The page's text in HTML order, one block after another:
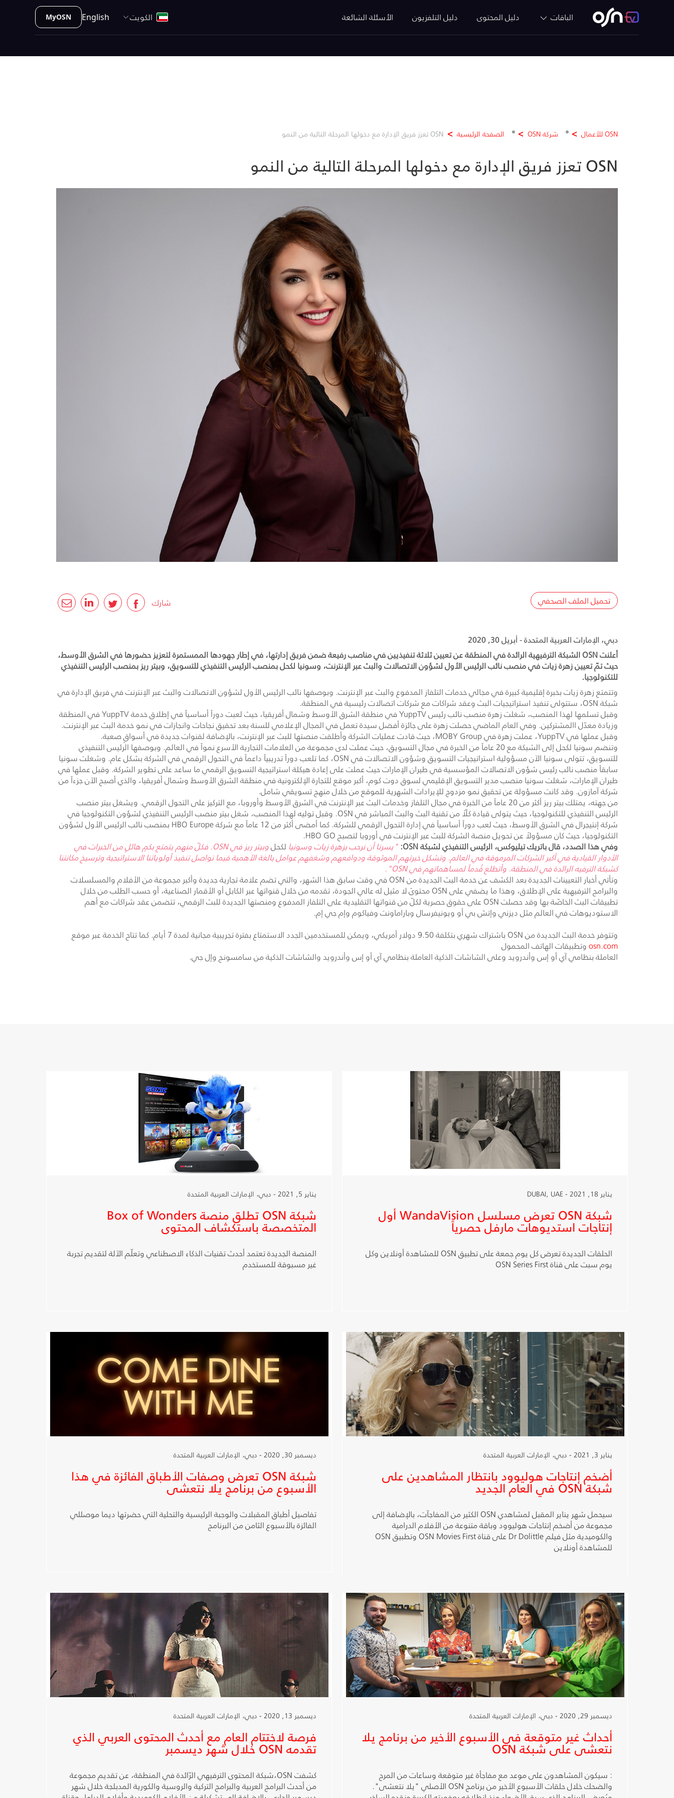
الباقات دليل المحتوى دليل التلفزيون الأسئلة الشائعة الكويت English
MyOSN
الصفحة الرئيسية OSN تعزز فريق الإدارة مع دخولها المرحلة التالية من النمو OSN للأعمال شركة OSN
OSN تعزز فريق الإدارة مع دخولها المرحلة التالية من النمو
شارك تحميل الملف الصحفي
دبي، الإمارات العربية المتحدة - أبريل 30, 2020
أعلنت OSN الشبكة الترفيهية الرائدة في المنطقة عن تعيين ثلاثة تنفيذيين في مناصب رفيعة ضمن فريق إدارتها، في إطار جهودها الممستمرة لتعزيز حضورها في الشرق الأوسط،
حيث تمّ تعيين زهرة زيات في منصب نائب الرئيس الأول لشؤون الاتصالات والبث عبر الإنترنت، وسونيا لكحل بمنصب الرئيس التنفيذي للتسويق، وبيتر ريز بمنصب الرئيس التنفيذي
للتكنولوجيا.
وتتمتع زهرة زيات بخبرة إقليمية كبيرة في مجالي خدمات التلفاز المدفوع والبث عبر الإنترنت. وبوصفها نائب الرئيس الأول لشؤون الاتصالات والبث عبر الإنترنت في فريق الإدارة في
شبكة OSN، ستتولى تنفيذ استراتيجيات البث وعقد شراكات مع شركات اتصالات رئيسية في المنطقة.
وقبل تسلمها لهذا المنصب، شغلت زهرة منصب نائب رئيسYuppTVفي منطقة الشرق الأوسط وشمال أفريقيا، حيث لعبت دوراً أساسياً في إطلاق خدمةYuppTVفي المنطقة
وزيادة معدّل االمشتركين. وفي العام الماضي حصلت زهرة على جائزة أفضل سيدة تعمل في المجال الإعلامي للسنة بعد تحقيق نجاحات وانجازات في نمو خدمة البث عبر الإنترنت.
وقبل عملها فيYuppTV، عملت زهرة فيMOBY Group، حيث قادت عمليات الشركة وأطلقت منصتها للبث عبر الإنترنت، بالإضافة لقنوات جديدة في أسواقٍ صعبة.
وتنضم سونيا لكحل إلى الشبكة مع 20 عاماً من الخبرة في مجال التسويق، حيث عملت لدى مجموعة من العلامات التجارية الأسرع نمواً في العالم. وبوصفها الرئيس التنفيذي
للتسويق، تتولى سونيا الآن مسؤولية استراتيجيات التسويق وشؤون الاتصالات فيOSN، كما تلعب دوراً تدريبياً داعماً في التحول الرقمي في الشركة بشكل عام. وشغلت سونيا
سابقاً منصب نائب رئيس شؤون الاتصالات المؤسسية في طيران الإمارات حيث عملت على إعادة هيكلة استراتيجية التسويق الرقمي ما ساعد على تطوير الشركة. وقبل عملها في
طيران الإمارات، شغلت سونيا منصب مدير التسويق الإقليمي لسوق دوت كوم، أكبر موقع للتجارة الإلكترونية في منطقة الشرق الأوسط وشمال أفريقيا، والذي أصبح الآن جزءاً من
شركة آمازون. وقد كانت مسؤولة عن تحقيق نمو مزدوج للإيرادات الشهرية للموقع من خلال منهج تسويقي شامل.
من جهته، يمتلك بيتر ريز أكثر من 20 عاماً من الخبرة في مجال التلفاز وخدمات البث عبر الإنترنت في الشرق الأوسط وأوروبا، مع التركيز على التحول الرقمي. ويشغل بيتر منصب
الرئيس التنفيذي للتكنولوجيا، حيث يتولى قيادة كلّاً من تقنية البث والبث المباشر فيOSN. وقبل توليه لهذا المنصب، شغل بيتر منصب الرئيس التنفيذي لشؤون التكنولوجيا في
شركة إنتيجرال في الشرق الأوسط، حيث لعب دوراً أساسياً في إدارة التحول الرقمي للشركة. كما أمضى أكثر من 12 عاماً مع شركة HBO Europeبمنصب نائب الرئيس الأول لشؤون
التكنولوجيا، حيث كان مسؤولاً عن تحويل منصة الشركة للبث عبر الإنترنت في أوروبا لتصبحHBO GO
.
وفي هذا الصدد، قال باتريك تيليوكس، الرئيس التنفيذي لشبكةOSN
:"يسرنا أن نرحب بزهرة زيات وسونيا لكحلوبيتر ريز فيOSN. فكلّ منهم يتمتع بكمٍ هائلٍ من الخبرات في
الأدوار القيادية في أكبر الشركات المرموقة في العالم. وتشكل خبرتهم الموثوقة ودوافعهم وشغفهم عوامل بالغة الأهمية فيما نواصل تنفيذ أولوياتنا الاستراتيجية وترسيخ مكانتنا
كشبكة الترفيه الرائدة في المنطقة. وأتطلع قُدماً لمساهماتهم فيOSN
".
وتأتي أخبار التعيينات الجديدة بعد الكشف عن خدمة البث الجديدة منOSNفي وقت سابق هذا الشهر، والتي تضم علامة تجارية جديدة وأكبر مجموعة من الأفلام والمسلسلات
والبرامج الترفيهية على الإطلاق، وهذا ما يضفي علىOSNمحتوىً لا مثيل له عالي الجودة، تقدمه من خلال قنواتها عبر الكابل أو الأقمار الصناعية، أو حسب الطلب من خلال
تطبيقات البث الخاصّة بها وقد حصلتOSNعلى حقوق حصرية لكلّ من قنواتها التقليدية على التلفاز المدفوع ومنصتها الجديدة للبث الرقمي، تتضمن عقد شراكات مع أهم
الاستوديوهات في العالم مثل ديزني وإتش بي أو ويونيفرسال وباراماونت وفياكوم وإم جي إم.
وتتوفر خدمة البث الجديدة منOSNباشتراك شهري بتكلفة 9.50 دولار أمريكي، ويمكن للمستخدمين الجدد الاستمتاع بفترة تجريبية مجانية لمدة 7 أيام. كما تتاح الخدمة عبر موقع
osn.comوتطبيقات الهاتف المحمول
العاملة بنظامي آي أو إس وأندرويد وعلى الشاشات الذكية العاملة بنظامي آي أو إس وأندرويد والشاشات الذكية من سامسونج وإل جي.
يناير 18, 2021 - DUBAI, UAE
شبكة OSN تعرض مسلسل WandaVision أول
إنتاجات استديوهات مارفل حصرياً
الحلقات الجديدة تعرض كل يوم جمعة على تطبيق OSN للمشاهدة أونلاين وكل
يوم سبت على قناة OSN Series First
يناير 5, 2021 - دبي، الإمارات العربية المتحدة
شبكة OSN تطلق منصة Box of Wonders
المتخصصة باستكشاف المحتوى
المنصة الجديدة تعتمد أحدث تقنيات الذكاء الاصطناعي وتعلّم الآلة لتقديم تجربة
غير مسبوقة للمستخدم
يناير 3, 2021 - دبي، الإمارات العربية المتحدة
أضخم إنتاجات هوليوود بانتظار المشاهدين على
شبكة OSN في العام الجديد
سيحمل شهر يناير المقبل لمشاهدي OSN الكثير من المفاجآت، بالإضافة إلى
مجموعة من أضخم إنتاجات هوليوود وباقة متنوعة من الأفلام الدرامية
والكوميدية مثل فيلم Dr Dolittle على قناة OSN Movies First وتطبيق OSN
للمشاهدة أونلاين
ديسمبر 30, 2020 - دبي، الإمارات العربية المتحدة
شبكة OSN تعرض وصفات الأطباق الفائزة في هذا
الأسبوع من برنامج يلا نتعشى
تفاصيل أطباق المقبلات والوجبة الرئيسية والتحلية التي حضرتها ديما موصللي
الفائزة بالأسبوع الثامن من البرنامج
ديسمبر 29, 2020 - دبي، الإمارات العربية المتحدة
أحداث غير متوقعة في الأسبوع الأخير من برنامج يلا
نتعشى على شبكة OSN
: سيكون المشاهدون على موعد مع مفاجأة غير متوقعة وساعات من المرح
والضحك خلال حلقات الأسبوع الأخير من برنامج OSN الأصلي "يلا نتعشى".
ديسمبر 13, 2020 - دبي، الإمارات العربية المتحدة
فرصة لاختتام العام مع أحدث المحتوى العربي الذي
تقدمه OSN خلال شهر ديسمبر
كشفت OSN،شبكة المحتوى الترفيهي الرّائدة في المنطقة، عن تقديم مجموعة
من أحدث البرامج العربية والبرامج التركية والروسية والكورية المدبلجة خلال شهر